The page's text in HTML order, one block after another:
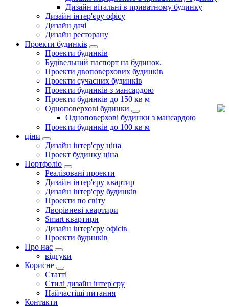
Дизайн вітальні в приватному будинку
Дизайн інтер'єру офісу
Дизайн дачі
Дизайн ресторану
Проекти будинків
Проекти будинків
Будівельний паспорт на будинок.
Проекти двоповерхових будинків
Проекти сучасних будинків
Проекти будинків з мансардою
Проекти будинків до 150 кв м
Одноповерхові будинки
Одноповерхові будинки з мансардою
Проекти будинків до 100 кв м
ціни
Дизайн інтер'єру ціна
Проект будинку ціна
Портфоліо
Реалізовані проекти
Дизайн інтер'єру квартир
Дизайн інтер'єру будинків
Проекти по світу
Дворівневі квартири
Smart квартири
Дизайн інтер'єру офісів
Проекти будинків
Про нас
відгуки
Корисне
Статті
Cтилі дизайн інтер'єру
Найчастіші питання
Контакти